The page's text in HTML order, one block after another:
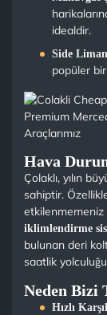
idealdir.
Side
popüler
Hava
Çolaklı, yılın
sahiptir.
etkilenmemeniz
iklimlendirme
bulunan deri
saatlik
Neden Bizi
Hızlı